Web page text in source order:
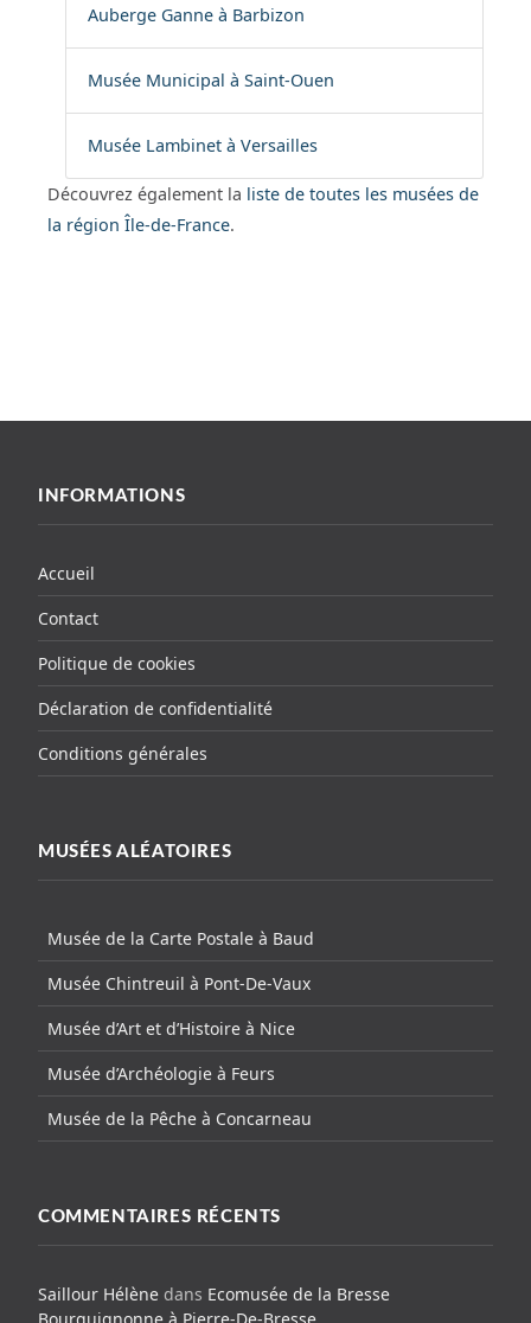
Auberge Ganne à Barbizon
Musée Municipal à Saint-Ouen
Musée Lambinet à Versailles
Découvrez également la liste de toutes les musées de
la région Île-de-France.
INFORMATIONS
Accueil
Contact
Politique de cookies
Déclaration de confidentialité
Conditions générales
MUSÉES ALÉATOIRES
Musée de la Carte Postale à Baud
Musée Chintreuil à Pont-De-Vaux
Musée d’Art et d’Histoire à Nice
Musée d’Archéologie à Feurs
Musée de la Pêche à Concarneau
COMMENTAIRES RÉCENTS
Saillour Hélène dans Ecomusée de la Bresse